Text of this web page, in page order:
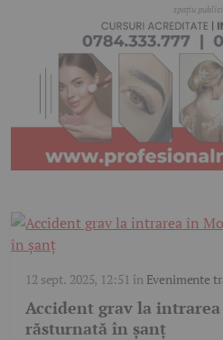
12 sept. 2025, 12:51 în Evenimente
Accident grav la
răsturnată în șanț